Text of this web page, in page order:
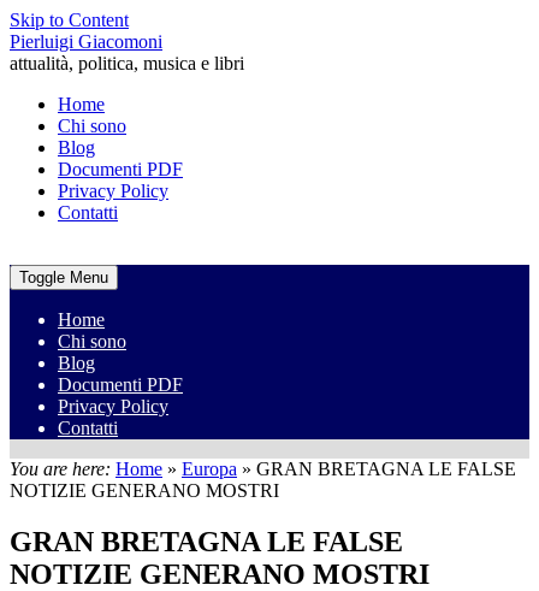
Skip to Content
Pierluigi Giacomoni
attualità, politica, musica e libri
Home
Chi sono
Blog
Documenti PDF
Privacy Policy
Contatti
Toggle Menu
Home
Chi sono
Blog
Documenti PDF
Privacy Policy
Contatti
You are here: Home » Europa » GRAN BRETAGNA LE FALSE
NOTIZIE GENERANO MOSTRI
GRAN BRETAGNA LE FALSE
NOTIZIE GENERANO MOSTRI